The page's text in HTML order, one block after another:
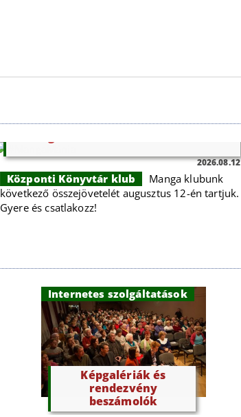
2026.08.12
Központi Könyvtár klub
Manga klubunk
következő összejövetelét augusztus 12-én tartjuk.
Gyere és csatlakozz!
Internetes szolgáltatások
Képgalériák és
rendezvény
beszámolók